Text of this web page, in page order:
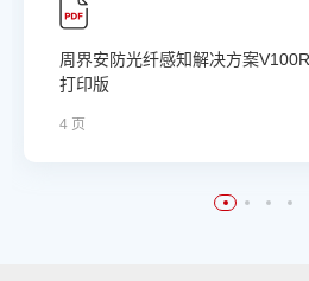
周界安防光纤感知解决方案
打印版
4 页